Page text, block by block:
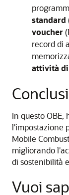
standard
voucher
record di
attività
In questo
l'impostazione
Mobile
migliorando
di sostenibilità
Vuoi